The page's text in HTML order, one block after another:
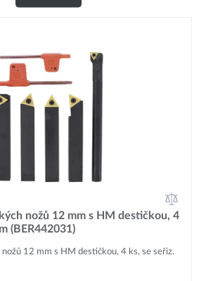
nožů 12 mm s HM destičkou, 4
(BER442031)
nožů 12 mm s HM destičkou, 4 ks, se seřiz.